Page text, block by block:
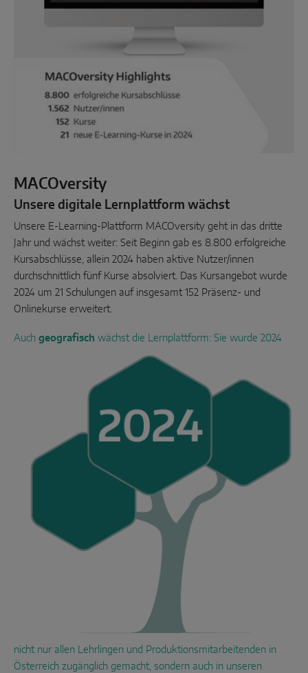
MACOversity
Unsere digitale Lernplattform wächst
Unsere E-Learning-Plattform MACOversity geht in das dritte
Jahr und wächst weiter: Seit Beginn gab es 8.800 erfolgreiche
Kursabschlüsse, allein 2024 haben aktive Nutzer/innen
durchschnittlich fünf Kurse absolviert. Das Kursangebot wurde
2024 um 21 Schulungen auf insgesamt 152 Präsenz- und
Onlinekurse erweitert.
Auch geografisch wächst die Lernplattform: Sie wurde 2024
nicht nur allen Lehrlingen und Produktionsmitarbeitenden in
Österreich zugänglich gemacht, sondern auch in unseren